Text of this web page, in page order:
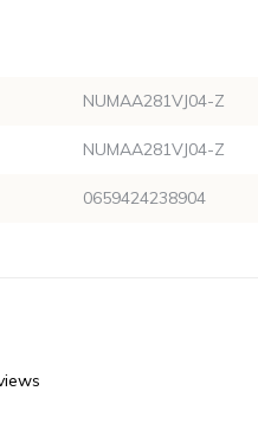
NUMAA281VJ04-Z
NUMAA281VJ04-Z
0659424238904